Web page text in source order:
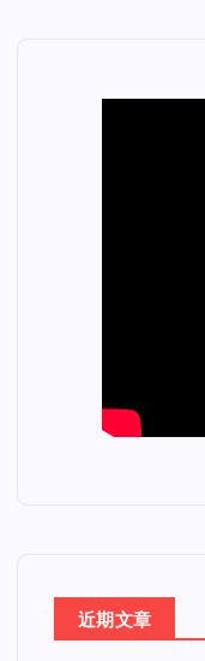
近期文章